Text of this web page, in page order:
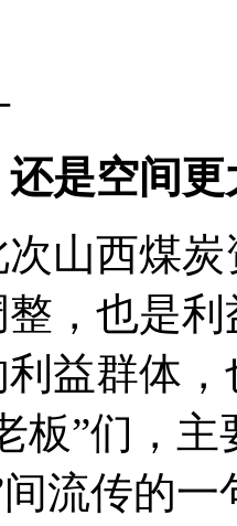
是空间更
山西煤
，也是
益群体
板”们，
流传的